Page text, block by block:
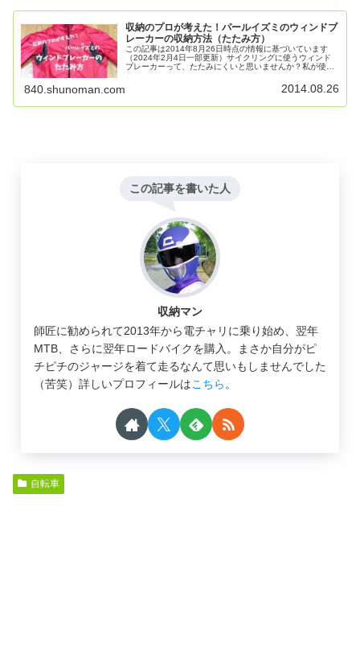
収納のプロが考えた！パールイズミのウィンドブ
レーカーの収納方法（たたみ方）
この記事は2014年8月26日時点の情報に基づいています
（2024年2月4日一部更新）サイクリングに使うウィンド
ブレーカーって、たたみにくいと思いませんか？私が使っ
840.shunoman.com 2014.08.26
この記事を書いた人
収納マン
師匠に勧められて2013年から電チャリに乗り始め、翌年
MTB、さらに翌年ロードバイクを購入。まさか自分がピ
チピチのジャージを着て走るなんて思いもしませんでした
（苦笑）詳しいプロフィールはこちら 。
自転車